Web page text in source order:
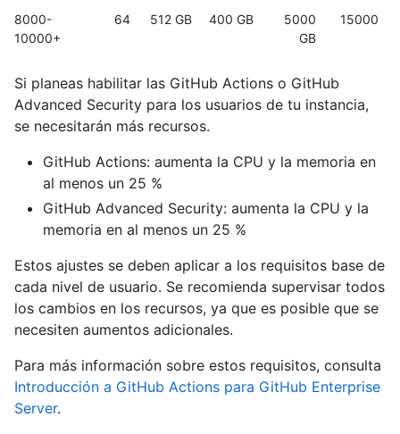
8000-
10000+
64 512 GB 400 GB
5000
GB
15000
Si planeas habilitar las GitHub Actions o GitHub
Advanced Security para los usuarios de tu instancia,
se necesitarán más recursos.
GitHub Actions: aumenta la CPU y la memoria en
al menos un 25 %
GitHub Advanced Security: aumenta la CPU y la
memoria en al menos un 25 %
Estos ajustes se deben aplicar a los requisitos base de
cada nivel de usuario. Se recomienda supervisar todos
los cambios en los recursos, ya que es posible que se
necesiten aumentos adicionales.
Para más información sobre estos requisitos, consulta
Introducción a GitHub Actions para GitHub Enterprise
Server.